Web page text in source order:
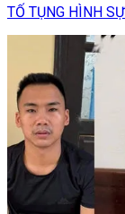
TỐ TỤNG HÌNH SỰ